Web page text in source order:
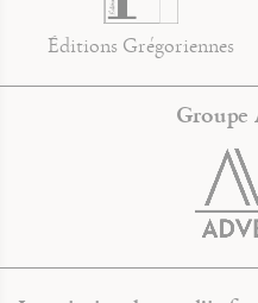
Éditions Grégoriennes
Groupe